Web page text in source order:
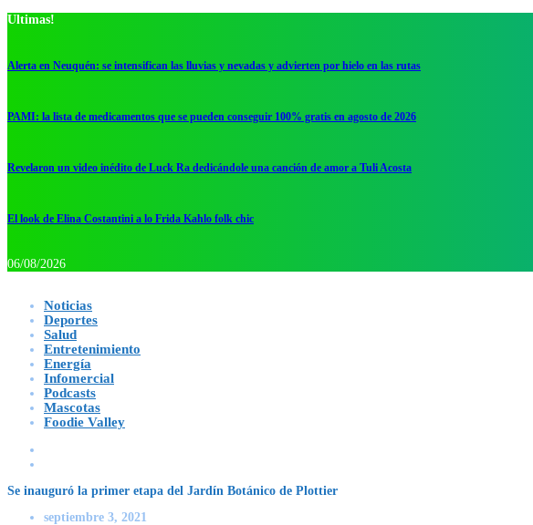
Ultimas!
Alerta en Neuquén: se intensifican las lluvias y nevadas y advierten por hielo en las rutas
PAMI: la lista de medicamentos que se pueden conseguir 100% gratis en agosto de 2026
Revelaron un video inédito de Luck Ra dedicándole una canción de amor a Tuli Acosta
El look de Elina Costantini a lo Frida Kahlo folk chic
06/08/2026
Noticias
Deportes
Salud
Entretenimiento
Energía
Infomercial
Podcasts
Mascotas
Foodie Valley
Se inauguró la primer etapa del Jardín Botánico de Plottier
septiembre 3, 2021